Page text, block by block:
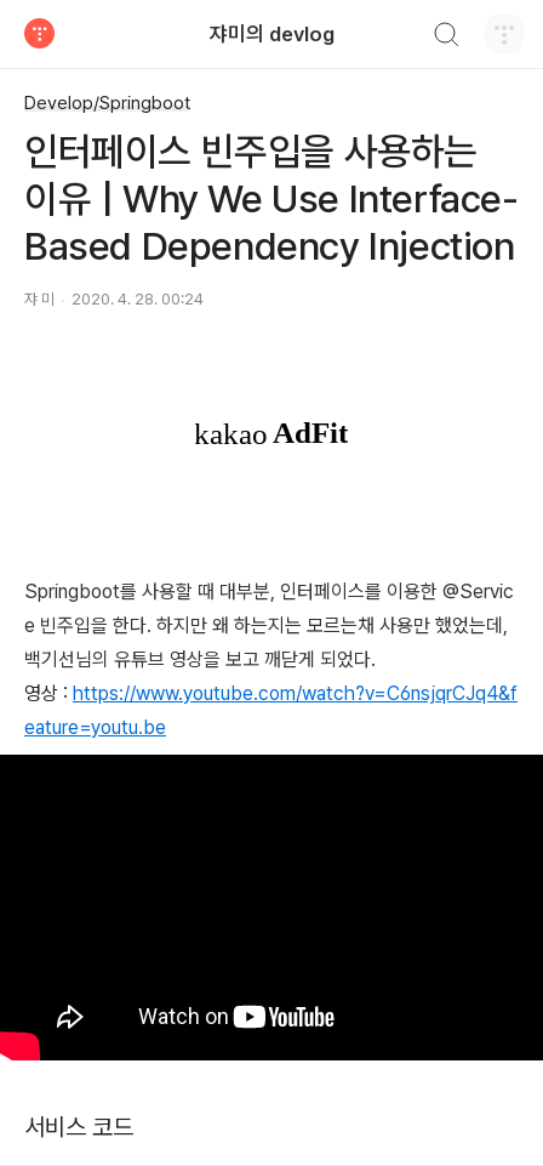
쟈미의 devlog
Develop/Springboot
인터페이스 빈주입을 사용하는
이유 | Why We Use Interface-
Based Dependency Injection
쟈 미 2020. 4. 28. 00:24
Springboot를 사용할 때 대부분, 인터페이스를 이용한 @Servic
e 빈주입을 한다. 하지만 왜 하는지는 모르는채 사용만 했었는데,
백기선님의 유튜브 영상을 보고 깨닫게 되었다.
영상 : https://www.youtube.com/watch?v=C6nsjqrCJq4&f
eature=youtu.be
서비스 코드